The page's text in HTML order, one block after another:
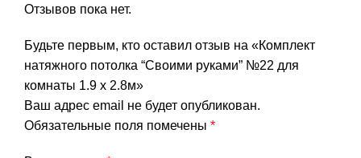
Отзывов пока нет.
Будьте первым, кто оставил отзыв на «Комплект
натяжного потолка “Своими руками” №22 для
комнаты 1.9 х 2.8м»
Ваш адрес email не будет опубликован.
Обязательные поля помечены *